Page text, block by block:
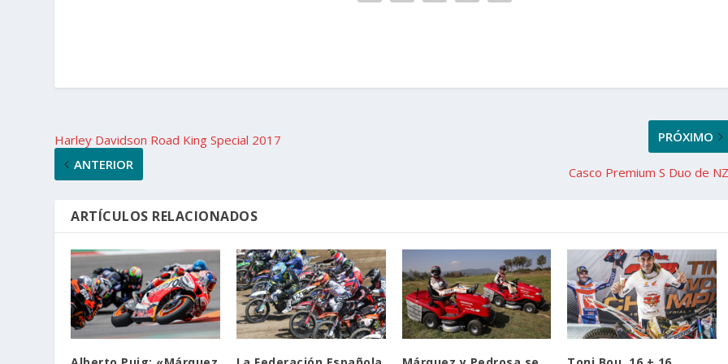
Harley Davidson Road King Special 2017
ANTERIOR
PRÓXIMO
Casco Premium S Duo de
ARTÍCULOS RELACIONADOS